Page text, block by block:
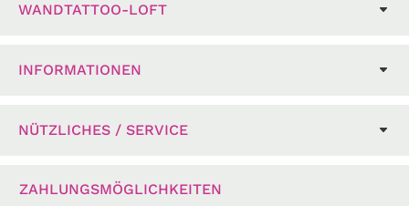
WANDTATTOO-LOFT
INFORMATIONEN
NÜTZLICHES / SERVICE
ZAHLUNGSMÖGLICHKEITEN